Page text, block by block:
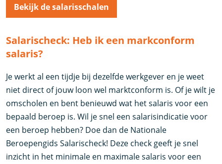
Bekijk de salarisschalen
Salarischeck: Heb ik een markconform
salaris?
Je werkt al een tijdje bij dezelfde werkgever en je weet
niet direct of jouw loon wel marktconform is. Of je wilt je
omscholen en bent benieuwd wat het salaris voor een
bepaald beroep is. Wil je snel een salarisindicatie voor
een beroep hebben? Doe dan de Nationale
Beroepengids Salarischeck! Deze check geeft je snel
inzicht in het minimale en maximale salaris voor een